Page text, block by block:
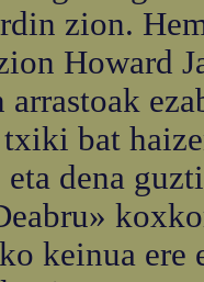
zion.
Howard
bat
eta dena
ere